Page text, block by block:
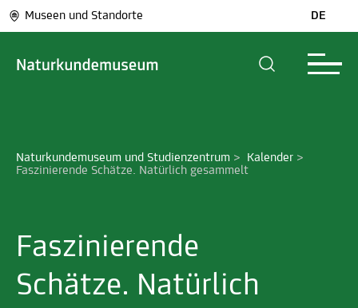
Museen und Standorte DE
Naturkundemuseum und Studienzentrum > Kalender >
Faszinierende Schätze. Natürlich gesammelt
Faszinierende
Schätze. Natürlich